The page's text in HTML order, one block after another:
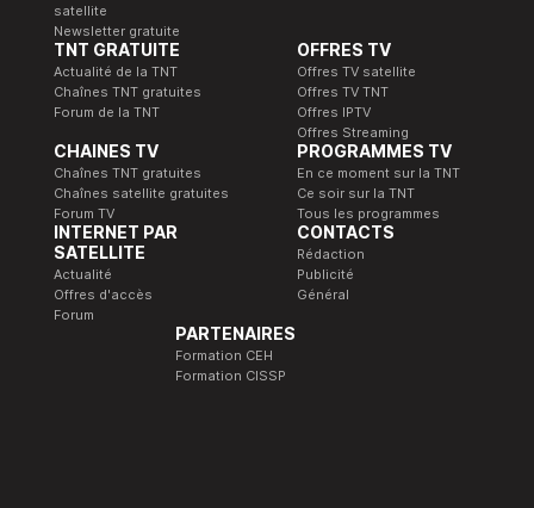
satellite
Newsletter gratuite
TNT GRATUITE
Actualité de la TNT
Chaînes TNT gratuites
Forum de la TNT
OFFRES TV
Offres TV satellite
Offres TV TNT
Offres IPTV
Offres Streaming
CHAINES TV
Chaînes TNT gratuites
Chaînes satellite gratuites
Forum TV
PROGRAMMES TV
En ce moment sur la TNT
Ce soir sur la TNT
Tous les programmes
INTERNET PAR
SATELLITE
Actualité
Offres d'accès
Forum
CONTACTS
Rédaction
Publicité
Général
PARTENAIRES
Formation CEH
Formation CISSP